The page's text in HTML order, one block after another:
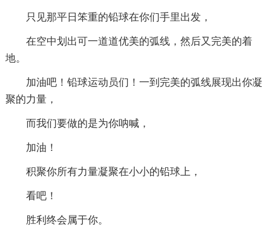
只见那平日笨重的铅球在你们手里出发，
在空中划出可一道道优美的弧线，然后又完美的着
地。
加油吧！铅球运动员们！一到完美的弧线展现出你凝
聚的力量，
而我们要做的是为你呐喊，
加油！
积聚你所有力量凝聚在小小的铅球上，
看吧！
胜利终会属于你。